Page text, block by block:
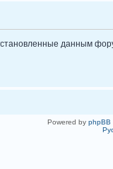
данным
Powered by phpBB